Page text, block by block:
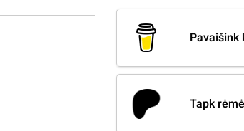
Pavaišink
Tapk